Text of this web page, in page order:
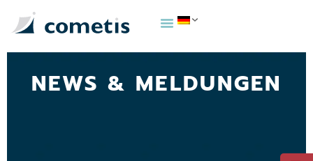
NEWS & MELDUNGEN